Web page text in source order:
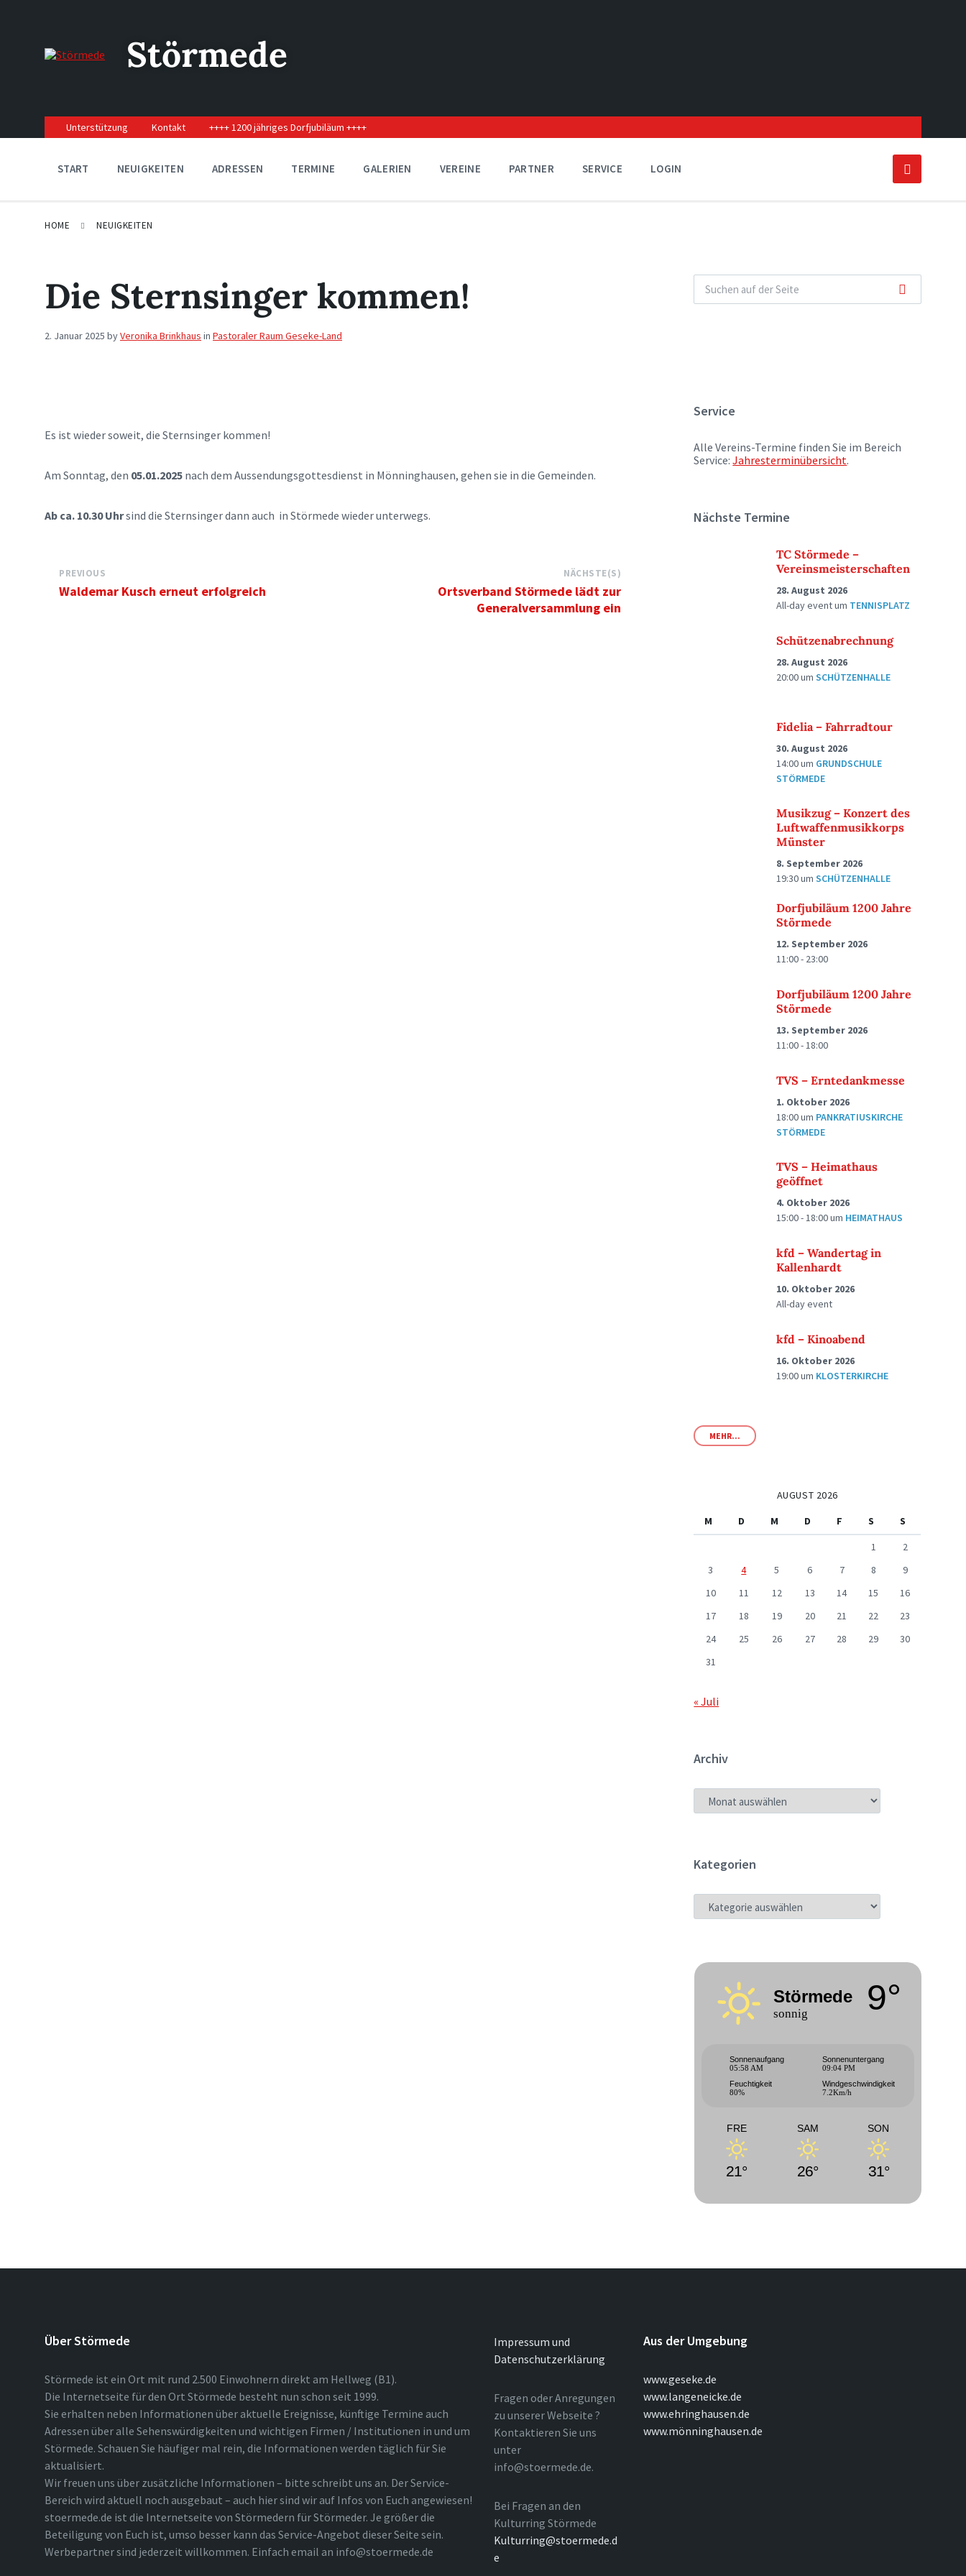
navigation
Störmede
Unterstützung Kontakt ++++ 1200 jähriges Dorfjubiläum ++++
START NEUIGKEITEN ADRESSEN TERMINE GALERIEN VEREINE PARTNER SERVICE LOGIN
HOME NEUIGKEITEN
Die Sternsinger kommen!
2. Januar 2025 byVeronika Brinkhaus in Pastoraler Raum Geseke-Land
Es ist wieder soweit, die Sternsinger kommen!
Am Sonntag, den 05.01.2025 nach dem Aussendungsgottesdienst in Mönninghausen, gehen sie in die Gemeinden.
Ab ca. 10.30 Uhrsind die Sternsinger dann auch in Störmede wieder unterwegs.
PREVIOUS
Waldemar Kusch erneut erfolgreich
NÄCHSTE(S)
Ortsverband Störmede lädt zur
Generalversammlung ein
Service
Alle Vereins-Termine finden Sie im Bereich
Service:Jahresterminübersicht.
Nächste Termine
TC Störmede –
Vereinsmeisterschaften
28. August 2026
All-day eventum TENNISPLATZ
Schützenabrechnung
28. August 2026
20:00umSCHÜTZENHALLE
Fidelia – Fahrradtour
30. August 2026
14:00um GRUNDSCHULE
STÖRMEDE
Musikzug – Konzert des
Luftwaffenmusikkorps
Münster
8. September 2026
19:30umSCHÜTZENHALLE
Dorfjubiläum 1200 Jahre
Störmede
12. September 2026
11:00 - 23:00
Dorfjubiläum 1200 Jahre
Störmede
13. September 2026
11:00 - 18:00
TVS – Erntedankmesse
1. Oktober 2026
18:00um PANKRATIUSKIRCHE
STÖRMEDE
TVS – Heimathaus
geöffnet
4. Oktober 2026
15:00 - 18:00um HEIMATHAUS
kfd – Wandertag in
Kallenhardt
10. Oktober 2026
All-day event
kfd – Kinoabend
16. Oktober 2026
19:00um KLOSTERKIRCHE
MEHR...
AUGUST 2026
M
D M D F S
S
1
2
3
4 5 6 7 8
9
10
11 12 13 14 15
16
17
18 19 20 21 22
23
24
25 26 27 28 29
30
31
« Juli
Archiv
ARCHIV
Kategorien
KATEGORIEN
Störmede
sonnig 9°
Sonnenaufgang
05:58 AM
Sonnenuntergang
09:04 PM
Feuchtigkeit
80%
Windgeschwindigkeit
7.2Km/h
FRE
21°
SAM
26°
SON
31°
Über Störmede
Störmede ist ein Ort mit rund 2.500 Einwohnern direkt am Hellweg (B1).
Die Internetseite für den Ort Störmede besteht nun schon seit 1999.
Sie erhalten neben Informationen über aktuelle Ereignisse, künftige Termine auch
Adressen über alle Sehenswürdigkeiten und wichtigen Firmen / Institutionen in und um
Störmede. Schauen Sie häufiger mal rein, die Informationen werden täglich für Sie
aktualisiert.
Wir freuen uns über zusätzliche Informationen – bitte schreibt uns an. Der Service-
Bereich wird aktuell noch ausgebaut – auch hier sind wir auf Infos von Euch angewiesen!
stoermede.de ist die Internetseite von Störmedern für Störmeder. Je größer die
Beteiligung von Euch ist, umso besser kann das Service-Angebot dieser Seite sein.
Werbepartner sind jederzeit willkommen. Einfach email an info@stoermede.de
Impressum und
Datenschutzerklärung
Fragen oder Anregungen
zu unserer Webseite ?
Kontaktieren Sie uns
unter
info@stoermede.de.
Bei Fragen an den
Kulturring Störmede
Kulturring@stoermede.d
e
Aus der Umgebung
www.geseke.de
www.langeneicke.de
www.ehringhausen.de
www.mönninghausen.de